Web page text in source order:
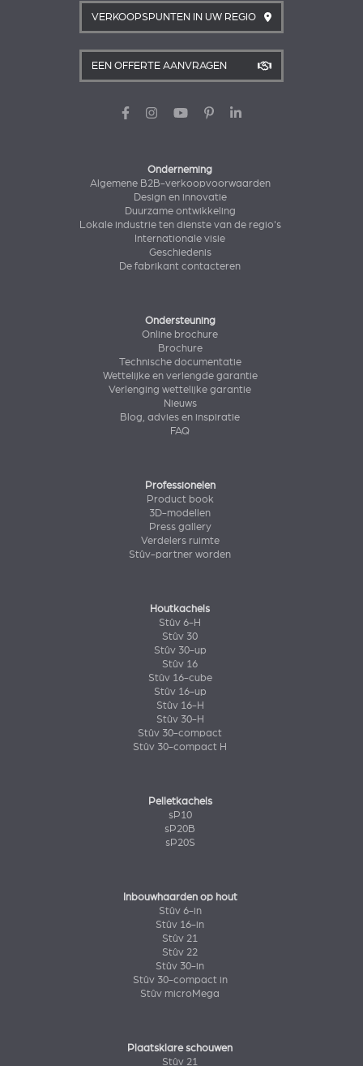
VERKOOPSPUNTEN IN UW REGIO
EEN OFFERTE AANVRAGEN
Onderneming
Algemene B2B-verkoopvoorwaarden
Design en innovatie
Duurzame ontwikkeling
Lokale industrie ten dienste van de regio's
Internationale visie
Geschiedenis
De fabrikant contacteren
Ondersteuning
Online brochure
Brochure
Technische documentatie
Wettelijke en verlengde garantie
Verlenging wettelijke garantie
Nieuws
Blog, advies en inspiratie
FAQ
Professionelen
Product book
3D-modellen
Press gallery
Verdelers ruimte
Stûv-partner worden
Houtkachels
Stûv 6-H
Stûv 30
Stûv 30-up
Stûv 16
Stûv 16-cube
Stûv 16-up
Stûv 16-H
Stûv 30-H
Stûv 30-compact
Stûv 30-compact H
Pelletkachels
sP10
sP20B
sP20S
Inbouwhaarden op hout
Stûv 6-in
Stûv 16-in
Stûv 21
Stûv 22
Stûv 30-in
Stûv 30-compact in
Stûv microMega
Plaatsklare schouwen
Stûv 21